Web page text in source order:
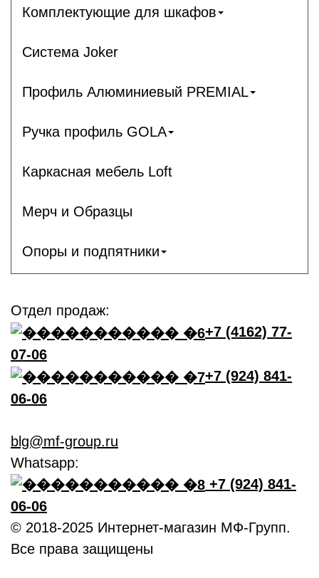
Комплектующие для шкафов
Система Joker
Профиль Алюминиевый PREMIAL
Ручка профиль GOLA
Каркасная мебель Loft
Мерч и Образцы
Опоры и подпятники
Отдел продаж:
+7 (4162) 77-
07-06
+7 (924) 841-
06-06
blg@mf-group.ru
Whatsapp:
+7 (924) 841-
06-06
© 2018-2025 Интернет-магазин МФ-Групп.
Все права защищены